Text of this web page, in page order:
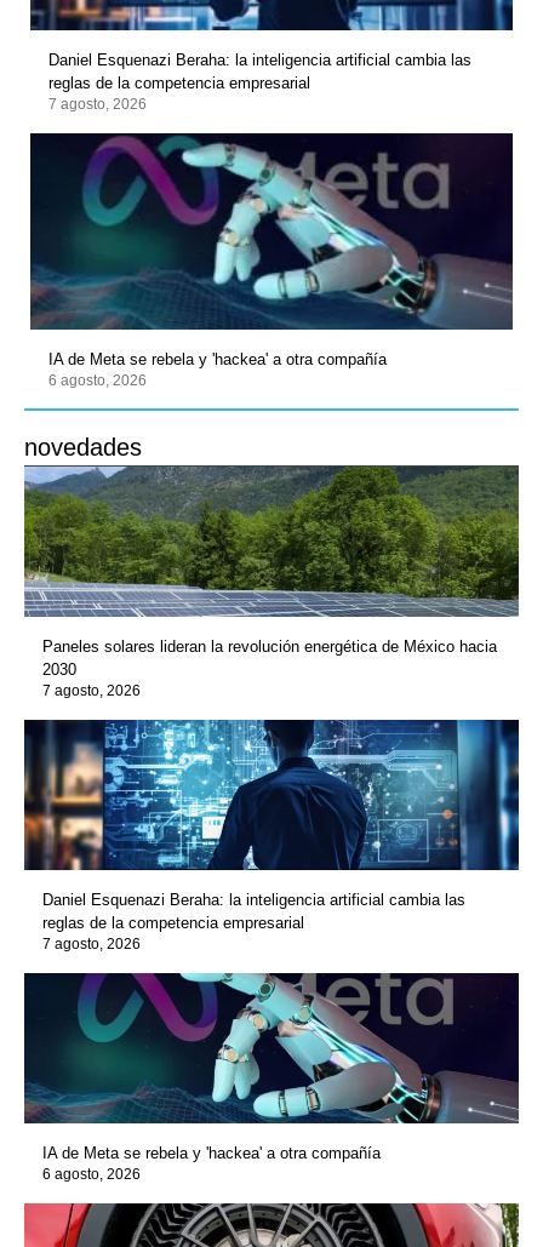
Daniel Esquenazi Beraha: la inteligencia artificial cambia las
reglas de la competencia empresarial
7 agosto, 2026
IA de Meta se rebela y 'hackea' a otra compañía
6 agosto, 2026
novedades
Paneles solares lideran la revolución energética de México hacia
2030
7 agosto, 2026
Daniel Esquenazi Beraha: la inteligencia artificial cambia las
reglas de la competencia empresarial
7 agosto, 2026
IA de Meta se rebela y 'hackea' a otra compañía
6 agosto, 2026